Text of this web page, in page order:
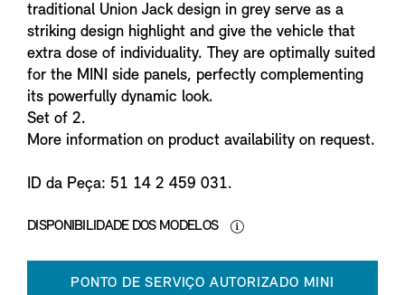
traditional Union Jack design in grey serve as a
striking design highlight and give the vehicle that
extra dose of individuality. They are optimally suited
for the MINI side panels, perfectly complementing
its powerfully dynamic look.
Set of 2.
More information on product availability on request.
ID da Peça: 51 14 2 459 031.
DISPONIBILIDADE DOS MODELOS
PONTO DE SERVIÇO AUTORIZADO MINI